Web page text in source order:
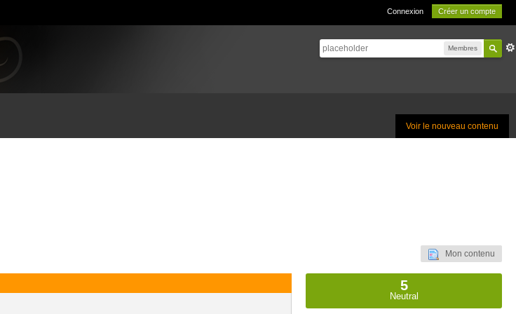
Connexion Créer un compte
Membres
Voir le nouveau contenu
Mon contenu
5
Neutral